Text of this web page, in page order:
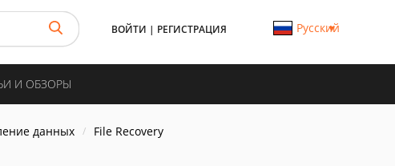
ВОЙТИ | РЕГИСТРАЦИЯ Русский
И ОБЗОРЫ
данных File Recovery